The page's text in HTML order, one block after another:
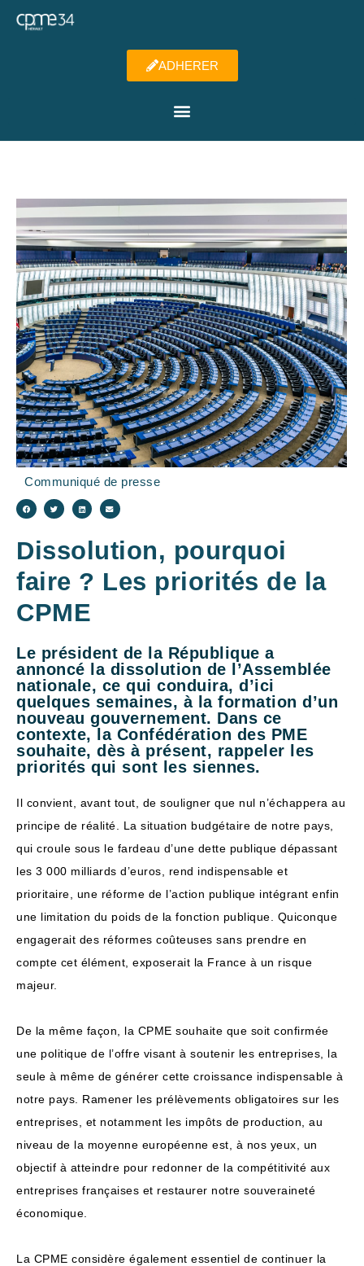
ADHERER
Communiqué de presse
Dissolution, pourquoi
faire ? Les priorités de la
CPME
Le président de la République a
annoncé la dissolution de l’Assemblée
nationale, ce qui conduira, d’ici
quelques semaines, à la formation d’un
nouveau gouvernement. Dans ce
contexte, la Confédération des PME
souhaite, dès à présent, rappeler les
priorités qui sont les siennes.
Il convient, avant tout, de souligner que nul n’échappera au
principe de réalité. La situation budgétaire de notre pays,
qui croule sous le fardeau d’une dette publique dépassant
les 3 000 milliards d’euros, rend indispensable et
prioritaire, une réforme de l’action publique intégrant enfin
une limitation du poids de la fonction publique. Quiconque
engagerait des réformes coûteuses sans prendre en
compte cet élément, exposerait la France à un risque
majeur.
De la même façon, la CPME souhaite que soit confirmée
une politique de l’offre visant à soutenir les entreprises, la
seule à même de générer cette croissance indispensable à
notre pays. Ramener les prélèvements obligatoires sur les
entreprises, et notamment les impôts de production, au
niveau de la moyenne européenne est, à nos yeux, un
objectif à atteindre pour redonner de la compétitivité aux
entreprises françaises et restaurer notre souveraineté
économique.
La CPME considère également essentiel de continuer la